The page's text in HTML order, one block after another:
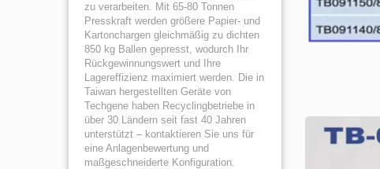
zu verarbeiten. Mit 65-80 Tonnen
Presskraft werden größere Papier- und
Kartonchargen gleichmäßig zu dichten
850 kg Ballen gepresst, wodurch Ihr
Rückgewinnungswert und Ihre
Lagereffizienz maximiert werden. Die in
Taiwan hergestellten Geräte von
Techgene haben Recyclingbetriebe in
über 30 Ländern seit fast 40 Jahren
unterstützt – kontaktieren Sie uns für
eine Anlagenbewertung und
maßgeschneiderte Konfiguration.